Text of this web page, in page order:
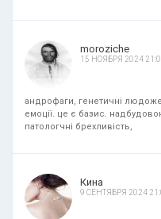
moroziche
15 НОЯБРЯ 2024
андрофаги, генетичні
емоції. це є базис.
патологчні брехливість,
Кина
9 СЕНТЯБРЯ 2024